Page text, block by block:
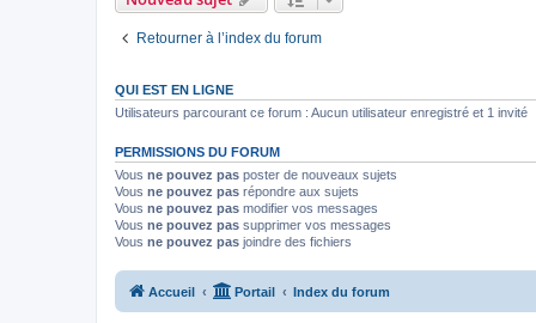
Retourner à l’index du forum
QUI EST EN LIGNE
Utilisateurs parcourant ce forum : Aucun utilisateur enregistré et 1 invité
PERMISSIONS DU FORUM
Vous ne pouvez pas poster de nouveaux sujets
Vous ne pouvez pas répondre aux sujets
Vous ne pouvez pas modifier vos messages
Vous ne pouvez pas supprimer vos messages
Vous ne pouvez pas joindre des fichiers
Accueil Portail Index du forum